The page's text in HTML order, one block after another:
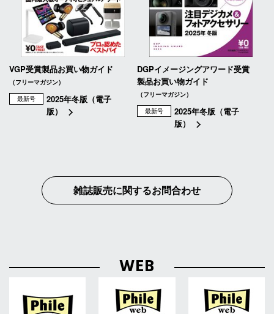
VGP受賞製品お買い物ガイド
（フリーマガジン）
最新号
2025年冬版（電子
版）
DGPイメージングアワード受賞
製品お買い物ガイド
（フリーマガジン）
最新号
2025年冬版（電子
版）
雑誌販売に関するお問合わせ
WEB